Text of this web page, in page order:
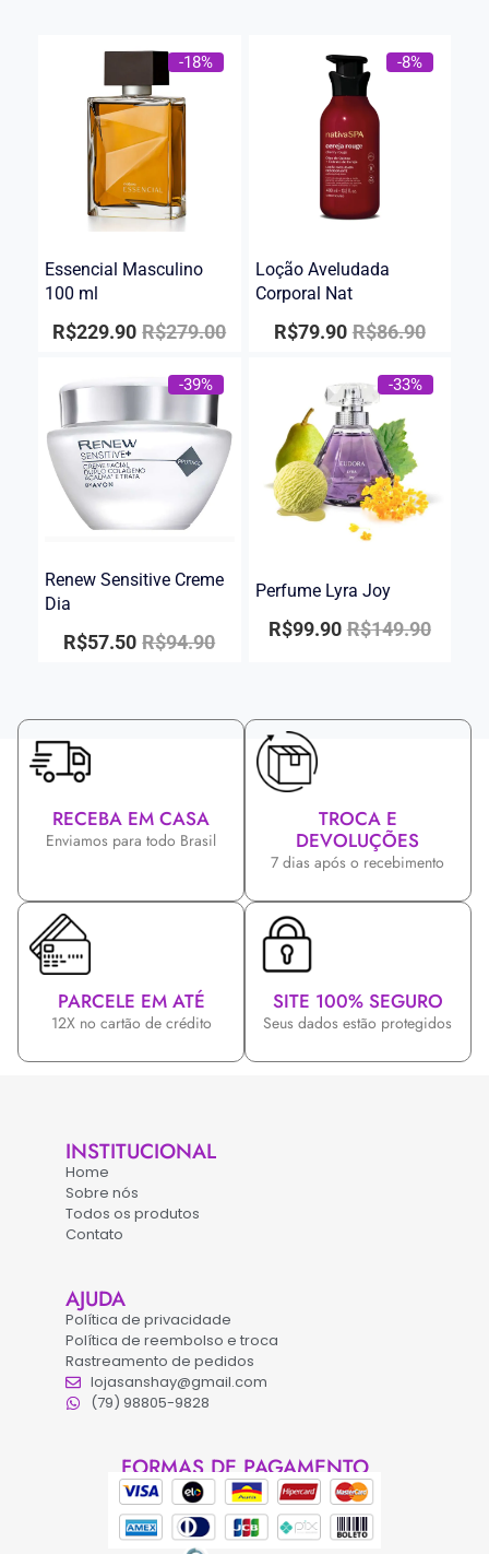
-18%
Essencial Masculino
100 ml
R$279.00
R$229.90
-8%
Loção Aveludada
Corporal Nat
R$86.90
R$79.90
-39%
Renew Sensitive Creme
Dia
R$94.90
R$57.50
-33%
Perfume Lyra Joy
R$149.90
R$99.90
RECEBA EM CASA
Enviamos para todo Brasil
TROCA E
DEVOLUÇÕES
7 dias após o recebimento
PARCELE EM ATÉ
12X no cartão de crédito
SITE 100% SEGURO
Seus dados estão protegidos
INSTITUCIONAL
Home
Sobre nós
Todos os produtos
Contato
AJUDA
Política de privacidade
Política de reembolso e troca
Rastreamento de pedidos
lojasanshay@gmail.com
(79) 98805-9828
FORMAS DE PAGAMENTO